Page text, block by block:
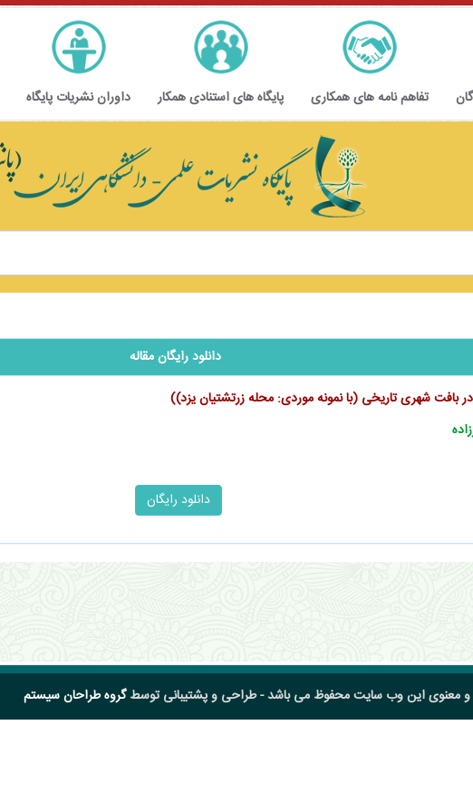
تفاهم نامه های همکاری پایگاه های استنادی همکار داوران نشریات پایگاه
دانلود رایگان مقاله
بافت شهری تاریخی (با نمونه موردی: محله زرتشتیان یزد))
و معنوی این وب سایت محفوظ می باشد - طراحی و پشتیبانی توسطگروه طراحان سیستم